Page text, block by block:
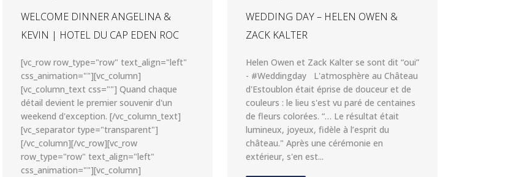
WELCOME DINNER ANGELINA &
KEVIN | HOTEL DU CAP EDEN ROC
[vc_row row_type="row" text_align="left"
css_animation=""][vc_column]
[vc_column_text css=""] Quand chaque
détail devient le premier souvenir d'un
weekend d'exception. [/vc_column_text]
[vc_separator type="transparent"]
[/vc_column][/vc_row][vc_row
row_type="row" text_align="left"
css_animation=""][vc_column]
WEDDING DAY – HELEN OWEN &
ZACK KALTER
Helen Owen et Zack Kalter se sont dit “oui”
- #Weddingday L'atmosphère au Château
d'Estoublon était éprise de douceur et de
couleurs : le lieu s'est vu paré de centaines
de fleurs colorées. “… Le résultat était
lumineux, joyeux, fidèle à l’esprit du
château." Après une cérémonie en
extérieur, s'en est...